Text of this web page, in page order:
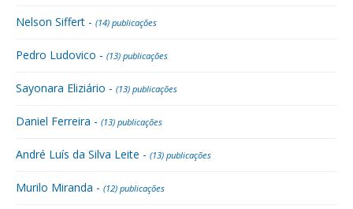
Nelson Siffert - (14) publicações
Pedro Ludovico - (13) publicações
Sayonara Eliziário - (13) publicações
Daniel Ferreira - (13) publicações
André Luís da Silva Leite - (13) publicações
Murilo Miranda - (12) publicações